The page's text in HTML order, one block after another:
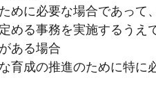
めに必要な場合であっ
める事務を実施するう
ある場合
育成の推進のために特